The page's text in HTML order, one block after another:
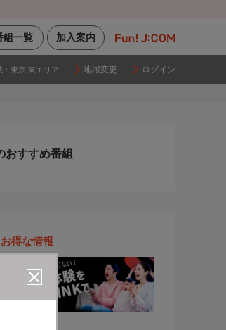
加入案内
組一覧
東京 東エリア 地域変更 ログイン
おすすめ番組
得な情報